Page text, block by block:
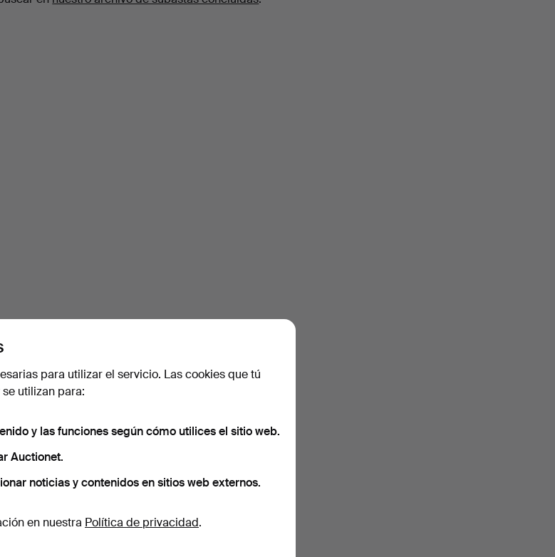
para utilizar el servicio. Las cookies que tú
utilizan para:
y las funciones según cómo utilices el sitio web.
Auctionet.
noticias y contenidos en sitios web externos.
en nuestra Política de privacidad.